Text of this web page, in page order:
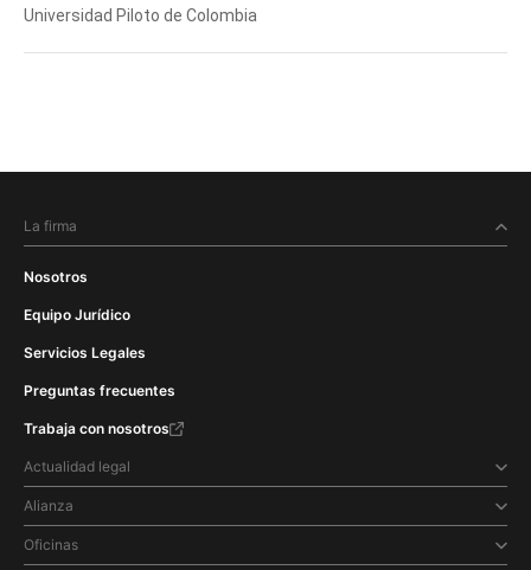
Universidad Piloto de Colombia
La firma
Nosotros
Equipo Jurídico
Servicios Legales
Preguntas frecuentes
Trabaja con nosotros
Actualidad legal
Alianza
Oficinas